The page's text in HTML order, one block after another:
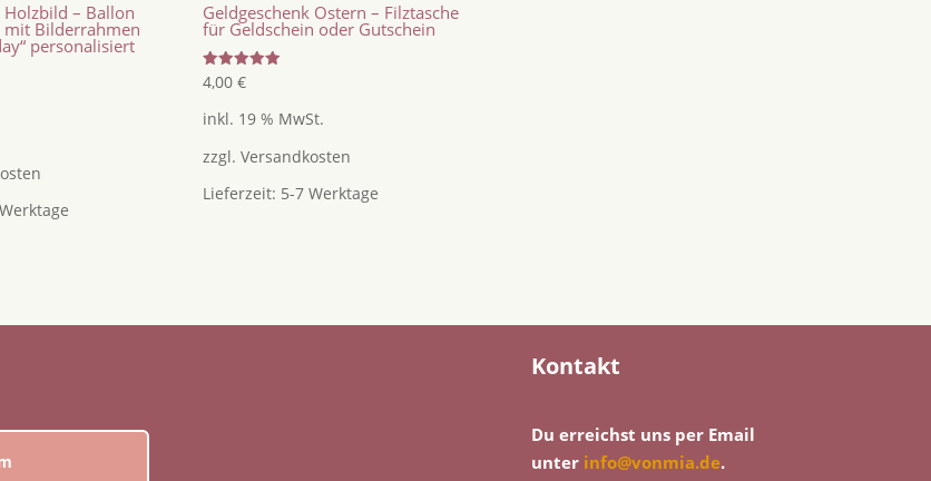
Holzbild – Ballon
Bilderrahmen
personalisiert
Geldgeschenk Ostern – Filztasche
für Geldschein oder Gutschein
Bewertet
mit
von 5
4,00€
inkl. 19 % MwSt.
zzgl.Versandkosten
Lieferzeit: 5-7 Werktage
Kontakt
Du erreichst uns per Email
unter info@vonmia.de.